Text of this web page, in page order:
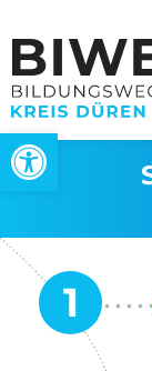
Werkzeugleiste öffnen